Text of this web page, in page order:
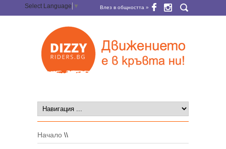
Select Language ▼ Влез в общността »
Начало \\